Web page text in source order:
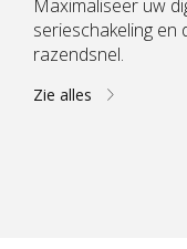
Maximaliseer uw
serieschakeling en
razendsnel.
Zie alles